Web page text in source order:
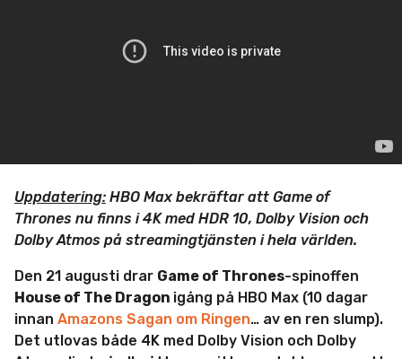
Uppdatering: HBO Max bekräftar att Game of
Thrones nu finns i 4K med HDR 10, Dolby Vision och
Dolby Atmos på streamingtjänsten i hela världen.
Den 21 augusti drar Game of Thrones-spinoffen
House of The Dragon igång på HBO Max (10 dagar
innan Amazons Sagan om Ringen… av en ren slump).
Det utlovas både 4K med Dolby Vision och Dolby